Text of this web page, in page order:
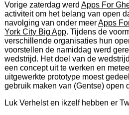
Vorige zaterdag werd Apps For
activiteit om het belang van open
navolging van onder meerApps
York City Big App. Tijdens de
verschillende organisaties hun
voorstellen de namiddag werd
wedstrijd. Het doel van de
een concept uit te werken en
uitgewerkte prototype moest
gebruik maken van (Gentse) open
Luk Verhelst en ikzelf hebben er